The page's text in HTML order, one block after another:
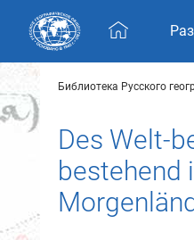
Skip navigation
Библиотека Русского
Des Welt-
bestehend